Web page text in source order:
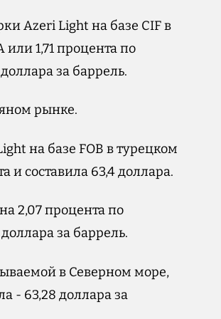
Azeri Light на базе CIF в
или 1,71 процента по
за баррель.
рынке.
на базе FOB в турецком
и составила 63,4 доллара.
2,07 процента по
за баррель.
в Северном море,
- 63,28 доллара за